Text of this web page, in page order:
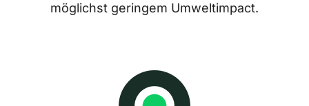
möglichst geringem Umweltimpact.